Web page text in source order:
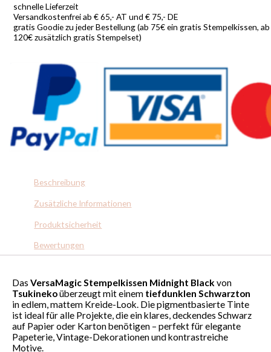
schnelle Lieferzeit
Versandkostenfrei ab € 65,- AT und € 75,- DE
gratis Goodie zu jeder Bestellung (ab 75€ ein gratis Stempelkissen, ab
120€ zusätzlich gratis Stempelset)
Beschreibung
Zusätzliche Informationen
Produktsicherheit
Bewertungen
Das VersaMagic Stempelkissen Midnight Black von
Tsukinekoüberzeugt mit einem tiefdunklen Schwarzton
in edlem, mattem Kreide-Look. Die pigmentbasierte Tinte
ist ideal für alle Projekte, die ein klares, deckendes Schwarz
auf Papier oder Karton benötigen – perfekt für elegante
Papeterie, Vintage-Dekorationen und kontrastreiche
Motive.